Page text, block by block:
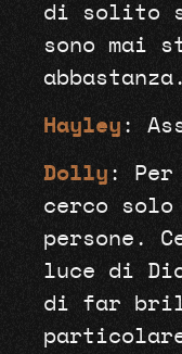
di solito
sono mai
abbastanza.
Hayley :
Dolly : Per
cerco
persone.
luce di
di far